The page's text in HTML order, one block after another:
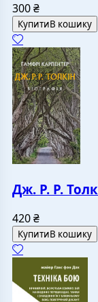
300₴
КупитиВ кошику
Дж. Р. Р.
420₴
КупитиВ кошику